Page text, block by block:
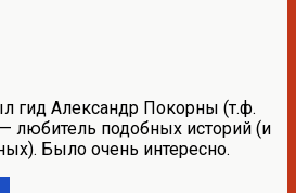
гид Александр Покорны (т.ф.
любитель подобных историй (и
Было очень интересно.